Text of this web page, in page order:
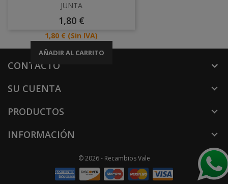
JUNTA
Precio
1,80 €
Precio
1,80 € (Sin IVA)
AÑADIR AL CARRITO
CONTACTO
SU CUENTA

PRODUCTOS 
INFORMACIÓN 
© 2026 - Recambios Vale